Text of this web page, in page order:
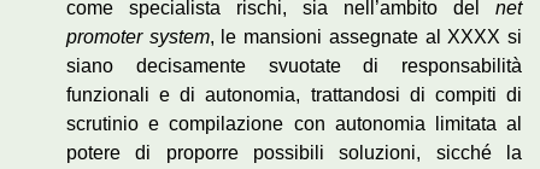
come specialista rischi, sia nell’ambito del net
promoter system, le mansioni assegnate al XXXX si
siano decisamente svuotate di responsabilità
funzionali e di autonomia, trattandosi di compiti di
scrutinio e compilazione con autonomia limitata al
potere di proporre possibili soluzioni, sicché la